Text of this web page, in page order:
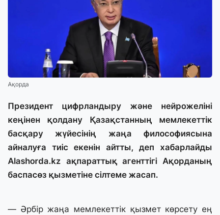
Ақорда
Президент цифрландыру және нейрожеліні
кеңінен қолдану Қазақстанның мемлекеттік
басқару жүйесінің жаңа философиясына
айналуға тиіс екенін айтты, деп хабарлайды
Alashorda.kz ақпараттық агенттігі Ақорданың
баспасөз қызметіне сілтеме жасап.
— Әрбір жаңа мемлекеттік қызмет көрсету ең